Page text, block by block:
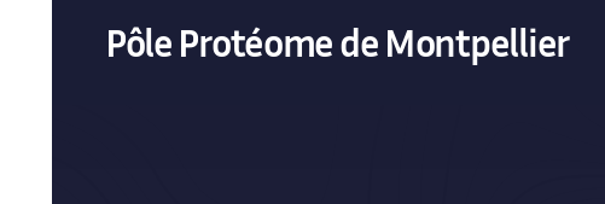
Pôle Protéome de Montpellier